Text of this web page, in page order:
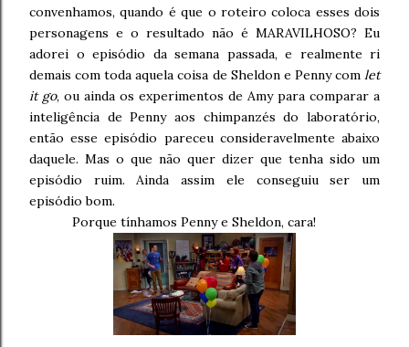
convenhamos, quando é que o roteiro coloca esses dois
personagens e o resultado não é MARAVILHOSO? Eu
adorei o episódio da semana passada, e realmente ri
demais com toda aquela coisa de Sheldon e Penny com let
it go, ou ainda os experimentos de Amy para comparar a
inteligência de Penny aos chimpanzés do laboratório,
então esse episódio pareceu consideravelmente abaixo
daquele. Mas o que não quer dizer que tenha sido um
episódio ruim. Ainda assim ele conseguiu ser um
episódio bom.
Porque tínhamos Penny e Sheldon, cara!